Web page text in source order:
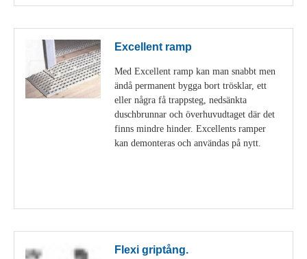
Excellent ramp
Med Excellent ramp kan man snabbt men
ändå permanent bygga bort trösklar, ett
eller några få trappsteg, nedsänkta
duschbrunnar och överhuvudtaget där det
finns mindre hinder. Excellents ramper
kan demonteras och användas på nytt.
Flexi griptång.